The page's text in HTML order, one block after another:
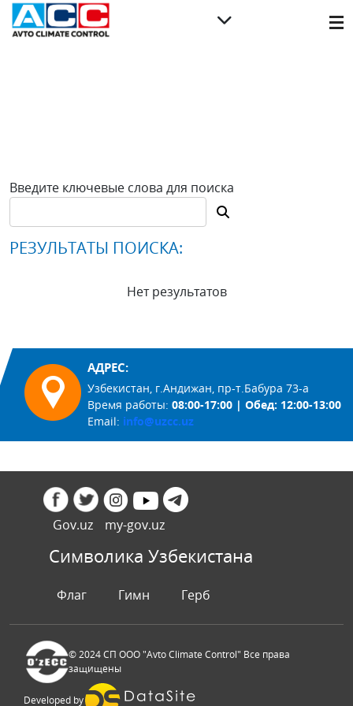
Введите ключевые слова для поиска
РЕЗУЛЬТАТЫ ПОИСКА:
Нет результатов
Gov.uz my-gov.uz
АДРЕС:
Узбекистан, г.Андижан, пр-т.Бабура 73-а
Время работы: 08:00-17:00 | Обед: 12:00-13:00
Email: info@uzcc.uz
Символика Узбекистана
Флаг Гимн Герб
© 2024 СП ООО "Avto Climate Control" Все права
защищены
Developed by